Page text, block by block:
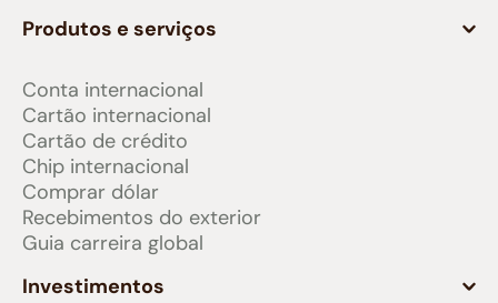
Produtos e serviços
Conta internacional
Cartão internacional
Cartão de crédito
Chip internacional
Comprar dólar
Recebimentos do exterior
Guia carreira global
Investimentos